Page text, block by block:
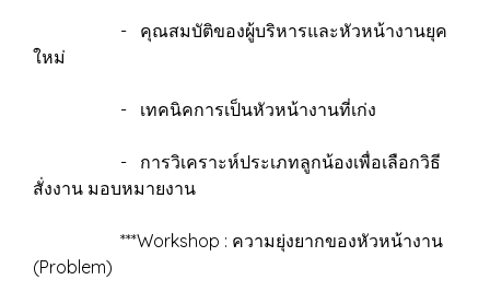
- คุณสมบัติของผู้บริหารและหัวหน้างานยุค
ใหม่
- เทคนิคการเป็นหัวหน้างานที่เก่ง
- การวิเคราะห์ประเภทลูกน้องเพื่อเลือกวิธี
สั่งงาน มอบหมายงาน
***Workshop : ความยุ่งยากของหัวหน้างาน
(Problem)